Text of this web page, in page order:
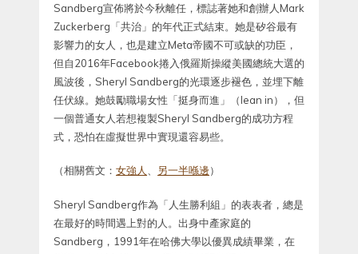
Sandberg宣佈將於今秋離任，標誌著她和創辦人Mark
Zuckerberg「共治」的年代正式結束。她是矽谷最有
影響力的女人，也是建立Meta帝國不可或缺的功臣，
但自2016年Facebook捲入俄羅斯操縱美國總統大選的
風波後，Sheryl Sandberg的光環逐步褪色，並埋下離
任伏線。她鼓勵職場女性「挺身而進」（lean in），但
一個普通女人若想複製Sheryl Sandberg的成功方程
式，恐怕在虛擬世界中實現還容易些。
（相關舊文： 女強人 另一半喺邊）
Sheryl Sandberg作為「人生勝利組」的表表者，總是
在最好的時間遇上對的人。出身中產家庭的
Sandberg，1991年在哈佛大學以優異成績畢業，在